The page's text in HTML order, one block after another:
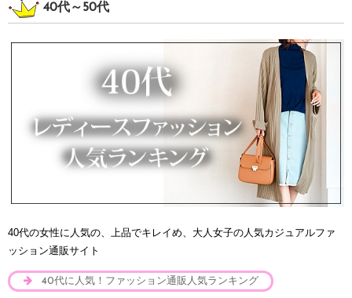
40代～50代
40代の女性に人気の、上品でキレイめ、大人女子の人気カジュアルファ
ッション通販サイト
40代に人気！ファッション通販人気ランキング